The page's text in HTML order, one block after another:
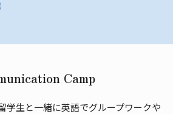
Camp
学生と一緒に英語でグループワークや